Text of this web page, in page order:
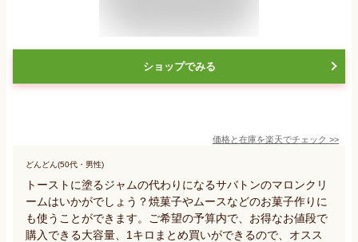
ショップでみる
価格と在庫を楽天でチェック >>
どんどん(50代・男性)
トーストに塗るジャムの代わりになるサバトンのマロンクリ
ームはいかがでしょう？焼菓子やムースなどのお菓子作りに
も使うことができます。ご希望の予算内で、お得なお値段で
購入できる大容量、1キロまとめ買いができるので、オスス